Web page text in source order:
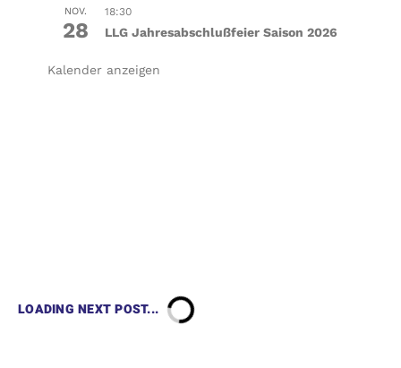
NOV.
28
18:30
LLG Jahresabschlußfeier Saison 2026
Kalender anzeigen
LOADING NEXT POST...